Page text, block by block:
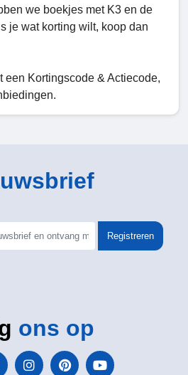
we boekjes met K3 en de
je wat korting wilt, koop dan
een Kortingscode & Actiecode,
Registreren
ons op